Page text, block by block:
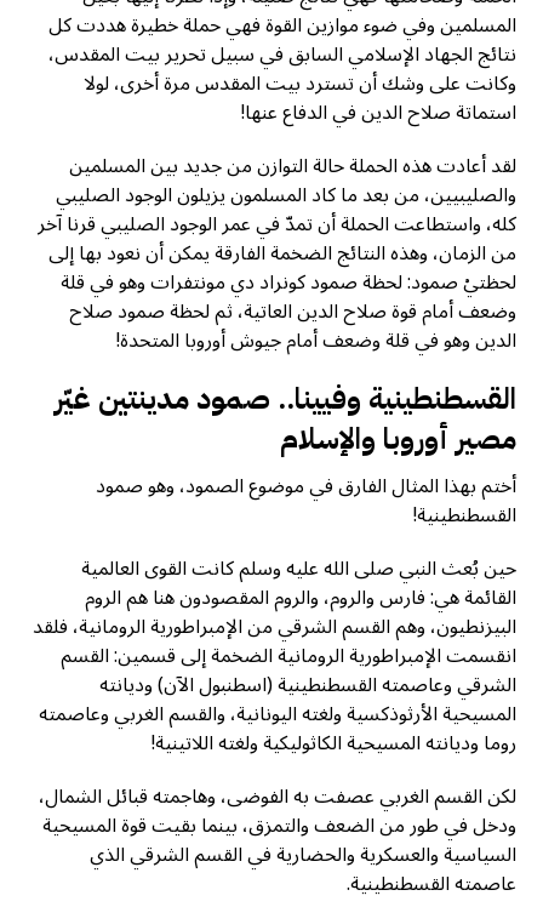
المسلمين وفي ضوء موازين القوة فهي حملة خطيرة هددت كل
نتائج الجهاد الإسلامي السابق في سبيل تحرير بيت المقدس،
وكانت على وشك أن تسترد بيت المقدس مرة أخرى، لولا
استماتة صلاح الدين في الدفاع عنها!
لقد أعادت هذه الحملة حالة التوازن من جديد بين المسلمين
والصليبيين، من بعد ما كاد المسلمون يزيلون الوجود الصليبي
كله، واستطاعت الحملة أن تمدّ في عمر الوجود الصليبي قرنا آخر
من الزمان، وهذه النتائج الضخمة الفارقة يمكن أن نعود بها إلى
لحظتيْ صمود: لحظة صمود كونراد دي مونتفرات وهو في قلة
وضعف أمام قوة صلاح الدين العاتية، ثم لحظة صمود صلاح
الدين وهو في قلة وضعف أمام جيوش أوروبا المتحدة!
القسطنطينية وفيينا.. صمود مدينتين غيّر
مصير أوروبا والإسلام
أختم بهذا المثال الفارق في موضوع الصمود، وهو صمود
القسطنطينية!
حين بُعث النبي صلى الله عليه وسلم كانت القوى العالمية
القائمة هي: فارس والروم، والروم المقصودون هنا هم الروم
البيزنطيون، وهم القسم الشرقي من الإمبراطورية الرومانية، فلقد
انقسمت الإمبراطورية الرومانية الضخمة إلى قسمين: القسم
الشرقي وعاصمته القسطنطينية (اسطنبول الآن) وديانته
المسيحية الأرثوذكسية ولغته اليونانية، والقسم الغربي وعاصمته
روما وديانته المسيحية الكاثوليكية ولغته اللاتينية!
لكن القسم الغربي عصفت به الفوضى، وهاجمته قبائل الشمال،
ودخل في طور من الضعف والتمزق، بينما بقيت قوة المسيحية
السياسية والعسكرية والحضارية في القسم الشرقي الذي
عاصمته القسطنطينية.